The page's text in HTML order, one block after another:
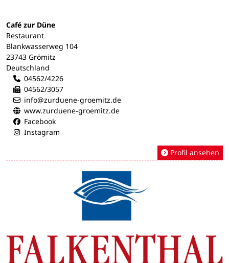
Café zur Düne
Restaurant
Blankwasserweg 104
23743 Grömitz
Deutschland
04562/4226
04562/3057
info@zurduene-groemitz.de
www.zurduene-groemitz.de
Facebook
Instagram
Profil ansehen